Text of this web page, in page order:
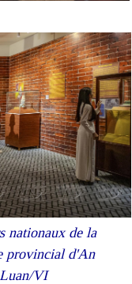
nationaux de la
provincial d'An
VI